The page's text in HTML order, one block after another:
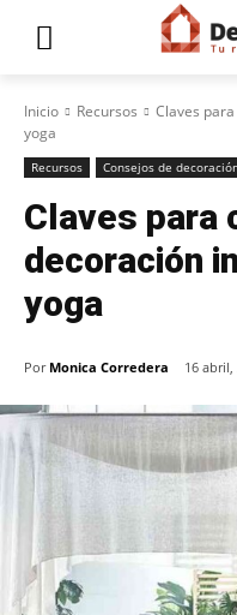
Inicio Recursos
Claves
yoga
Recursos Consejos de
Claves para
decoración
yoga
Por Monica Corredera 16 abril,